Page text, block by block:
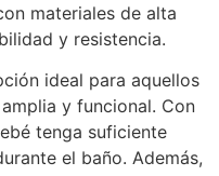
materiales de alta
y resistencia.
ideal para aquellos
y funcional. Con
tenga suficiente
el baño. Además,